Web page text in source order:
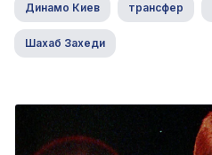
Динамо Киев трансфер
Шахаб Захеди